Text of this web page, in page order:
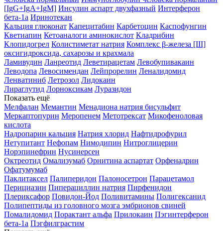
[IgG+IgA+IgM] Инсулин аспарт двухфазный Интерферон
бета-1a Иринотекан
Кальция глюконат Капецитабин Карбетоцин Каспофунгин
Кветиапин Кетоаналоги аминокислот Кладрибин
Клопидогрел Колистиметат натрия Комплекс β-железа [III]
оксигидроксида, сахарозы и крахмала
Ламивудин Ланреотид Леветирацетам Левобупивакаин
Леводопа Левосимендан Лейпрорелин Леналидомид
Ленватиниб Летрозол Лидокаин
Лираглутид Лорноксикам Луразидон
Показать ещё
Мелфалан Мемантин Менадиона натрия бисульфит
Меркаптопурин Меропенем Метотрексат Микофеноловая
кислота
Надропарин кальция Натрия хлорид Нафтидрофурил
Нетупитант Нефопам Нимодипин Нитроглицерин
Норэпинефрин Нусинерсен
Октреотид Омализумаб Орнитина аспартат Орфенадрин
Офатумумаб
Паклитаксел Палиперидон Палоносетрон Парацетамол
Перициазин Пиперациллин натрия Пирфенидон
Плериксафор Повидон-Йод Поливитамины Полигексанид
Полипептиды из головного мозга эмбрионов свиней
Помалидомид Порактант альфа Прилокаин Пэгинтерферон
бета-1a Пэгфилграстим